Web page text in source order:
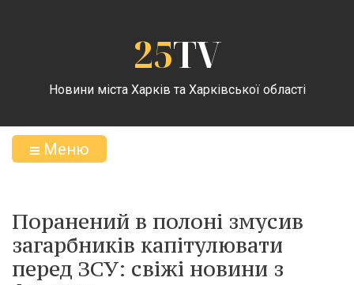
25TV
Новини міста Харків та Харківської області
Меню
Поранений в полоні змусив
загарбників капітулювати
перед ЗСУ: свіжі новини з